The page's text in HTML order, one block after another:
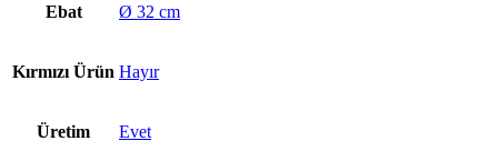
Ebat Ø 32 cm
Kırmızı Ürün Hayır
Üretim Evet